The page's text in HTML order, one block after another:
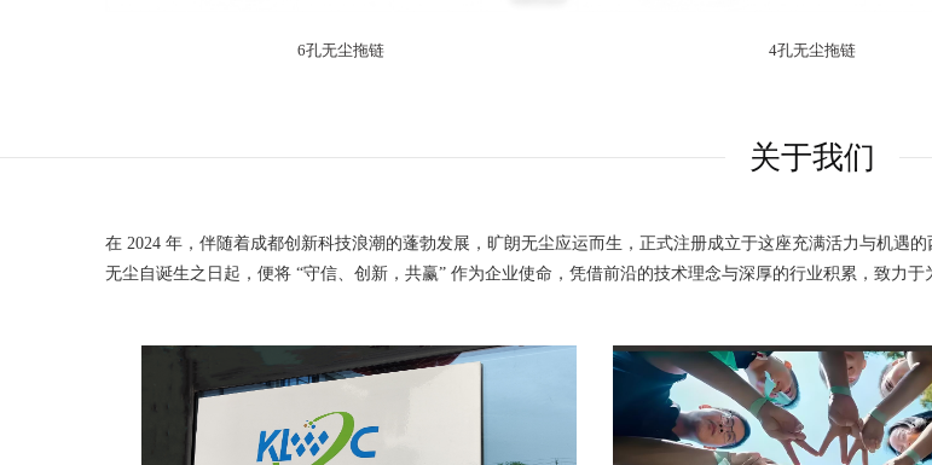
6孔无尘拖链 4孔无尘拖链
关于我们
在 2024 年，伴随着成都创新科技浪潮的蓬勃发展，旷朗无尘应运而生，正式注册成立于这座充满活力与机遇
无尘自诞生之日起，便将 “守信、创新，共赢” 作为企业使命，凭借前沿的技术理念与深厚的行业积累，致力于